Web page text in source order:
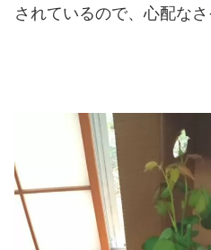
されているので、心配なさ